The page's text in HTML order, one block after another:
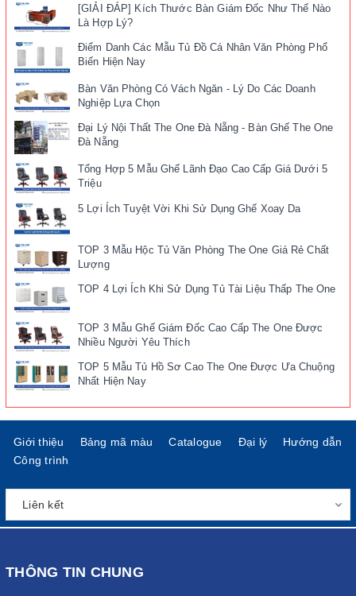
[GIẢI ĐÁP] Kích Thước Bàn Giám Đốc Như Thế Nào
Là Hợp Lý?
Điểm Danh Các Mẫu Tủ Đồ Cá Nhân Văn Phòng Phổ
Biến Hiện Nay
Bàn Văn Phòng Có Vách Ngăn - Lý Do Các Doanh
Nghiệp Lựa Chọn
Đại Lý Nội Thất The One Đà Nẵng - Bàn Ghế The One
Đà Nẵng
Tổng Hợp 5 Mẫu Ghế Lãnh Đạo Cao Cấp Giá Dưới 5
Triệu
5 Lợi Ích Tuyệt Vời Khi Sử Dụng Ghế Xoay Da
TOP 3 Mẫu Hộc Tủ Văn Phòng The One Giá Rẻ Chất
Lượng
TOP 4 Lợi Ích Khi Sử Dụng Tủ Tài Liệu Thấp The One
TOP 3 Mẫu Ghế Giám Đốc Cao Cấp The One Được
Nhiều Người Yêu Thích
TOP 5 Mẫu Tủ Hồ Sơ Cao The One Được Ưa Chuộng
Nhất Hiện Nay
Giới thiệu Bảng mã màu Catalogue Đại lý
Hướng dẫn
Công trình
THÔNG TIN CHUNG